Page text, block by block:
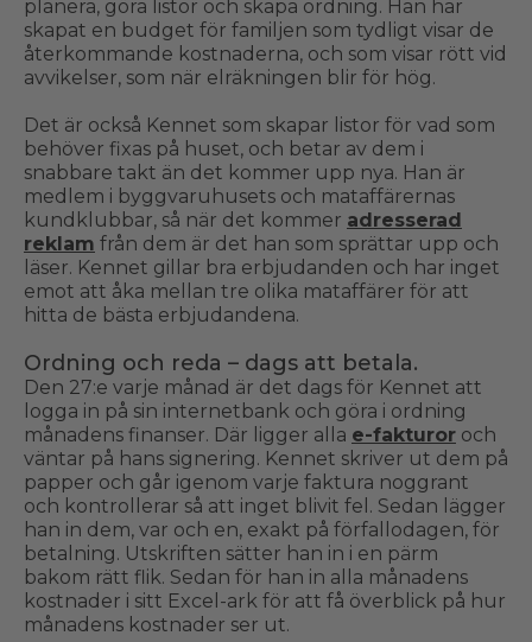
planera, göra listor och skapa ordning. Han har
skapat en budget för familjen som tydligt visar de
återkommande kostnaderna, och som visar rött vid
avvikelser, som när elräkningen blir för hög.
Det är också Kennet som skapar listor för vad som
behöver fixas på huset, och betar av dem i
snabbare takt än det kommer upp nya. Han är
medlem i byggvaruhusets och mataffärernas
kundklubbar, så när det kommer adresserad
reklam från dem är det han som sprättar upp och
läser. Kennet gillar bra erbjudanden och har inget
emot att åka mellan tre olika mataffärer för att
hitta de bästa erbjudandena.
Ordning och reda – dags att betala.
Den 27:e varje månad är det dags för Kennet att
logga in på sin internetbank och göra i ordning
månadens finanser. Där ligger alla e-fakturor och
väntar på hans signering. Kennet skriver ut dem på
papper och går igenom varje faktura noggrant
och kontrollerar så att inget blivit fel. Sedan lägger
han in dem, var och en, exakt på förfallodagen, för
betalning. Utskriften sätter han in i en pärm
bakom rätt flik. Sedan för han in alla månadens
kostnader i sitt Excel-ark för att få överblick på hur
månadens kostnader ser ut.